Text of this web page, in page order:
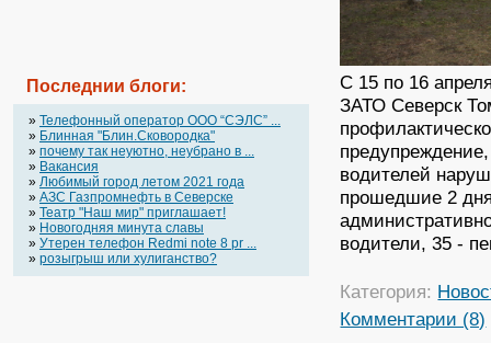
Последнии блоги:
» Телефонный оператор OOO “СЭЛС” ...
» Блинная "Блин.Сковородка"
» почему так неуютно, неубрано в ...
» Вакансия
» Любимый город летом 2021 года
» АЗС Газпромнефть в Северске
» Театр "Наш мир" приглашает!
» Новогодняя минута славы
» Утерен телефон Redmi note 8 pr ...
» розыгрыш или хулиганство?
С 15 по 16
ЗАТО Северск
водителей
прошедшие 2 дня
водители, 35 -
Категория:
Комментарии (8)